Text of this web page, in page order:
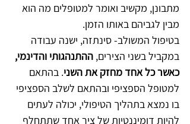
מתבונן, מקשיב ואומר למטופלים מה הוא
מבין לגביהם באותו הזמן.
בטיפול המשולב- סינתזה, ישנה עבודה
במקביל בשני הצירים, ההתנהגותי והדינמי,
כאשר כל אחד מחזק את השני. בהתאם
למטופל הספציפי ובהתאם לשלב הספציפי
בו נמצא בתהליך הטיפולי, יכולה לעתים
להיות דומיננטיות של ציר אחד שתתחלף